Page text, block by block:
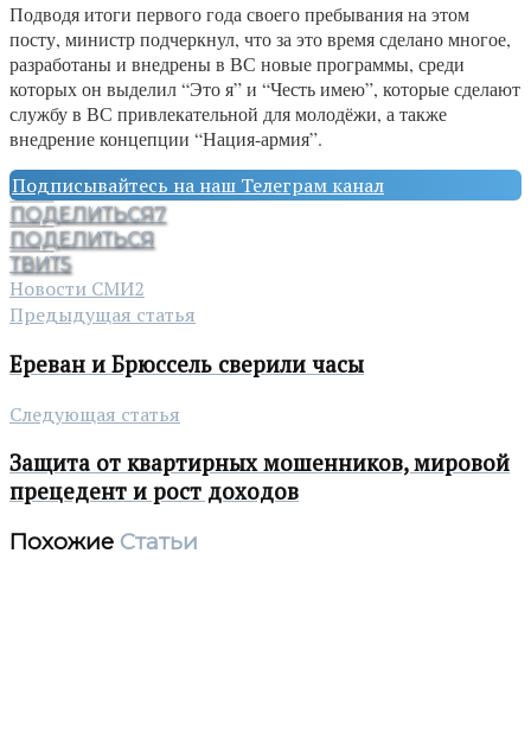
Подводя итоги первого года своего пребывания на этом
посту, министр подчеркнул, что за это время сделано многое,
разработаны и внедрены в ВС новые программы, среди
которых он выделил “Это я” и “Честь имею”, которые сделают
службу в ВС привлекательной для молодёжи, а также
внедрение концепции “Нация-армия”.
Подписывайтесь на наш Телеграм канал
ПОДЕЛИТЬСЯ7
ПОДЕЛИТЬСЯ
ТВИТ5
Новости СМИ2
Предыдущая статья
Ереван и Брюссель сверили часы
Следующая статья
Защита от квартирных мошенников, мировой
прецедент и рост доходов
Похожие Статьи